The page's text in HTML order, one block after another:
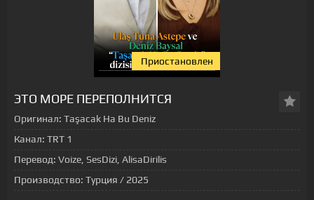
Приостановлен
ЭТО МОРЕ ПЕРЕПОЛНИТСЯ
Оригинал: Taşacak Ha Bu Deniz
Канал: TRT 1
Перевод: Voize, SesDizi, AlisaDirilis
Производство: Турция / 2025